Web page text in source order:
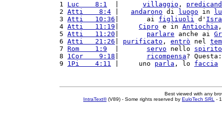
1 Luc    8:1 villaggio ,
2 Atti    8:4 andarono di luogo in
3 Atti   10:36 |       ai figliuoli d'
4 Atti   11:19 Cipro e in Antiochia
5 Atti   11:20 parlare anche ai
6 Atti   21:26 purificato , entrò nel
7 Rom    1:9 servo nello spirito
8 1Cor    9:18 ricompensa?
9 1Pi    4:11 |     uno parla , lo faccia
Best viewed with any
IntraText®(V89) - Some rights reserved by EuloTech SRL -